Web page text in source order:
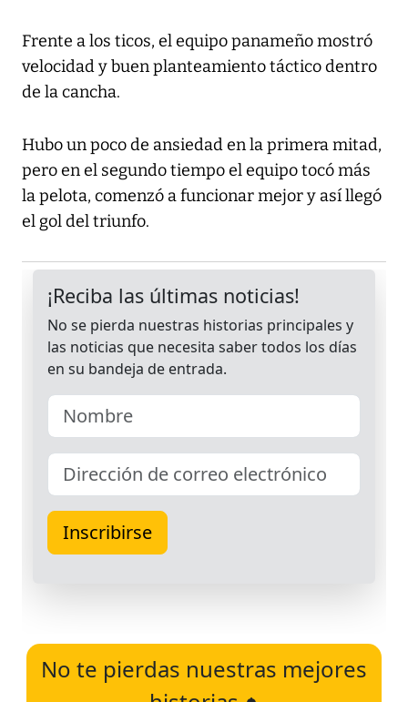
Frente a los ticos, el equipo panameño mostró
velocidad y buen planteamiento táctico dentro
de la cancha.
Hubo un poco de ansiedad en la primera mitad,
pero en el segundo tiempo el equipo tocó más
la pelota, comenzó a funcionar mejor y así llegó
el gol del triunfo.
No te pierdas nuestras mejores